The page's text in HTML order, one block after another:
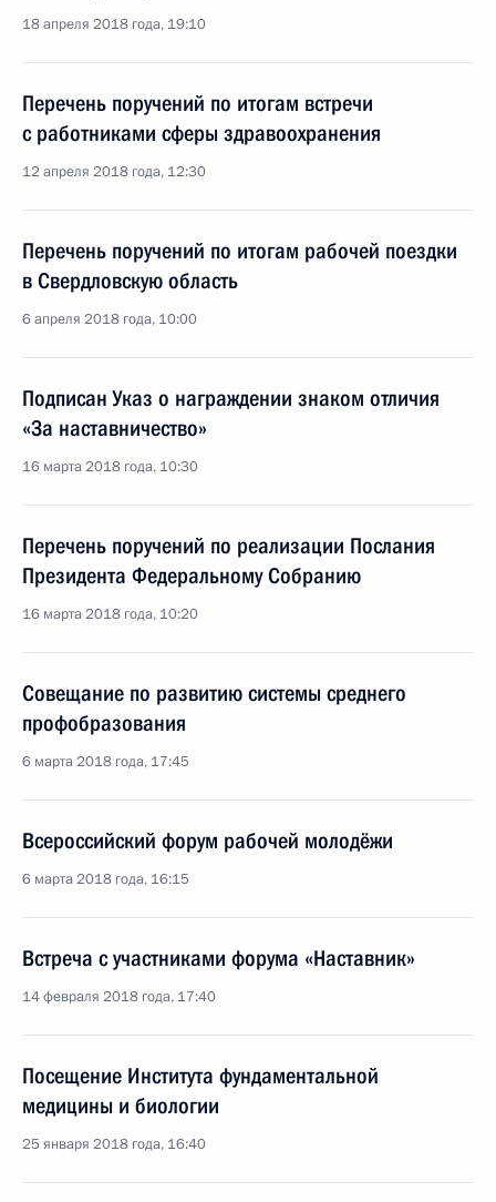
18 апреля 2018 года, 19:10
Перечень поручений по итогам встречи
с работниками сферы здравоохранения
12 апреля 2018 года, 12:30
Перечень поручений по итогам рабочей поездки
в Свердловскую область
6 апреля 2018 года, 10:00
Подписан Указ о награждении знаком отличия
«За наставничество»
16 марта 2018 года, 10:30
Перечень поручений по реализации Послания
Президента Федеральному Собранию
16 марта 2018 года, 10:20
Совещание по развитию системы среднего
профобразования
6 марта 2018 года, 17:45
Всероссийский форум рабочей молодёжи
6 марта 2018 года, 16:15
Встреча с участниками форума «Наставник»
14 февраля 2018 года, 17:40
Посещение Института фундаментальной
медицины и биологии
25 января 2018 года, 16:40